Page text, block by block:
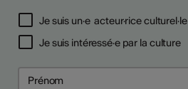
Je suis un·e acteur·rice culturel·le
Je suis intéressé·e par la culture